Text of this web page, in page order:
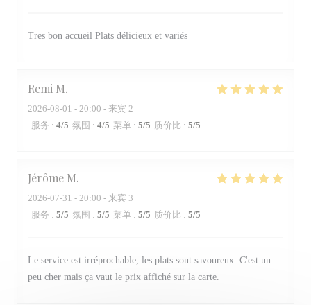
Tres bon accueil Plats délicieux et variés
Remi M
2026-08-01 - 20:00 - 来宾 2
服务 : 4/5 氛围 : 4/5 菜单 : 5/5 质价比 : 5/5
Jérôme M
2026-07-31 - 20:00 - 来宾 3
服务 : 5/5 氛围 : 5/5 菜单 : 5/5 质价比 : 5/5
Le service est irréprochable, les plats sont savoureux. C'est un
peu cher mais ça vaut le prix affiché sur la carte.